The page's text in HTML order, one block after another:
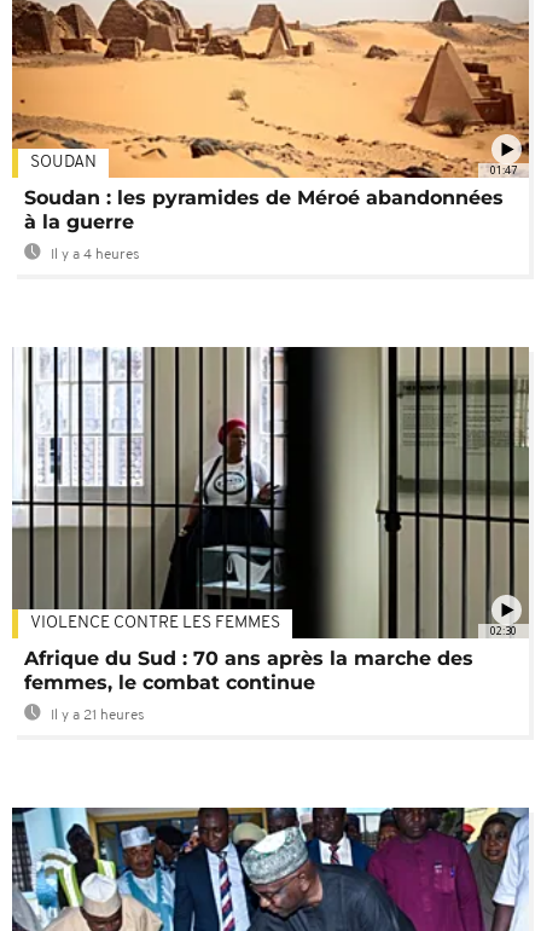
01:47
SOUDAN
Soudan : les pyramides de Méroé abandonnées
à la guerre
Il y a 4 heures
02:30
VIOLENCE CONTRE LES FEMMES
Afrique du Sud : 70 ans après la marche des
femmes, le combat continue
Il y a 21 heures